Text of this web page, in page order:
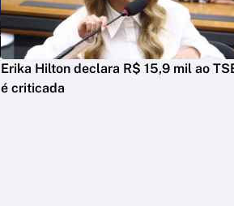
Erika Hilton declara R$ 15,9 mil ao
é criticada